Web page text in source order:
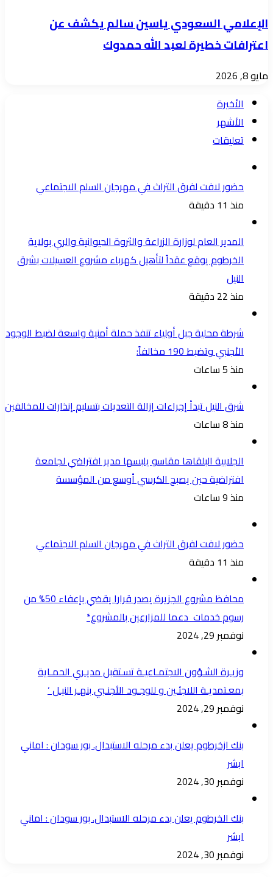
الإعلامي السعودي ياسين سالم يكشف عن
اعترافات خطيرة لعبد الله حمدوك
مايو 8, 2026
الأخيرة
الأشهر
تعليقات
حضور لافت لفرق التراث في مهرجان السلم الاجتماعي
منذ 11 دقيقة
المدير العام لوزارة الزراعة والثروة الحيوانية والري بولاية
الخرطوم يوقع عقداً لتأهيل كهرباء مشروع العسيلات بشرق
النيل
منذ 22 دقيقة
شرطة محلية جبل أولياء تنفذ حملة أمنية واسعة لضبط الوجود
الأجنبي وتضبط 190 مخالفاً:
منذ 5 ساعات
شرق النيل تبدأ إجراءات إزالة التعديات بتسليم إنذارات للمخالفين
منذ 8 ساعات
الجلابية البلقاها مقاسو يلبسها ​مدير افتراضي لجامعة
افتراضية حين يصبح الكرسي أوسع من المؤسسة
منذ 9 ساعات
حضور لافت لفرق التراث في مهرجان السلم الاجتماعي
منذ 11 دقيقة
محافظ مشروع الجزيرة يصدر قرارا يقضي بإعفاء 50% من
رسوم خدمات دعما للمزارعين بالمشروع*
نوفمبر 29, 2024
وزيـرة الشـؤون الاجتمـاعيـة تسـتقبل مديـري الحمـاية
بمعـتمديـة اللاجئـين و للوجـود الأجنـبي بنهـر النيـل ‘
نوفمبر 29, 2024
بنك ازخرطوم يعلن بدء مرحله الاستبدال. بور سودان : اماني
ابشر
نوفمبر 30, 2024
بنك الخرطوم يعلن بدء مرحله الاستبدال. بور سودان : اماني
ابشر
نوفمبر 30, 2024